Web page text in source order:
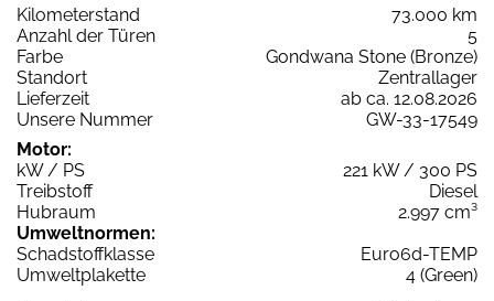
Kilometerstand
73.000 km
Anzahl der Türen
5
Farbe
Gondwana Stone (Bronze)
Standort
Zentrallager
Lieferzeit
ab ca. 12.08.2026
Unsere Nummer
GW-33-17549
Motor:
kW / PS
221 kW / 300 PS
Treibstoff
Diesel
Hubraum
2.997 cm³
Umweltnormen:
Schadstoffklasse
Euro6d-TEMP
Umweltplakette
4 (Green)